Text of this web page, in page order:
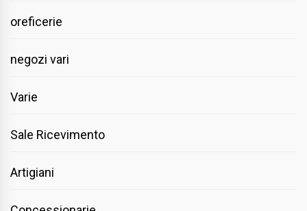
oreficerie
negozi vari
Varie
Sale Ricevimento
Artigiani